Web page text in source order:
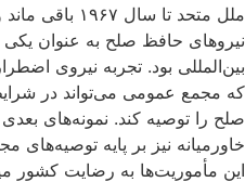
ملل متحد تا
نیروهای حافظ صلح به ‌عنوان یکی
بین‌المللی بود. تجربه نیروی
که مجمع عمومی می‌تواند در
صلح را توصیه کند. نمونه‌های
خاورمیانه نیز بر پایه
این مأموریت‌ها به رضایت کشور